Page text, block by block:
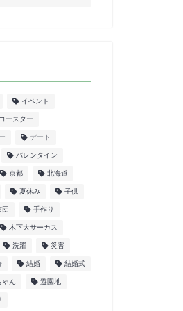
イベント
ースター
デート
バレンタイン
京都 北海道
夏休み 子供
団 手作り
木下大サーカス
洗濯 災害
結婚 結婚式
ん 遊園地